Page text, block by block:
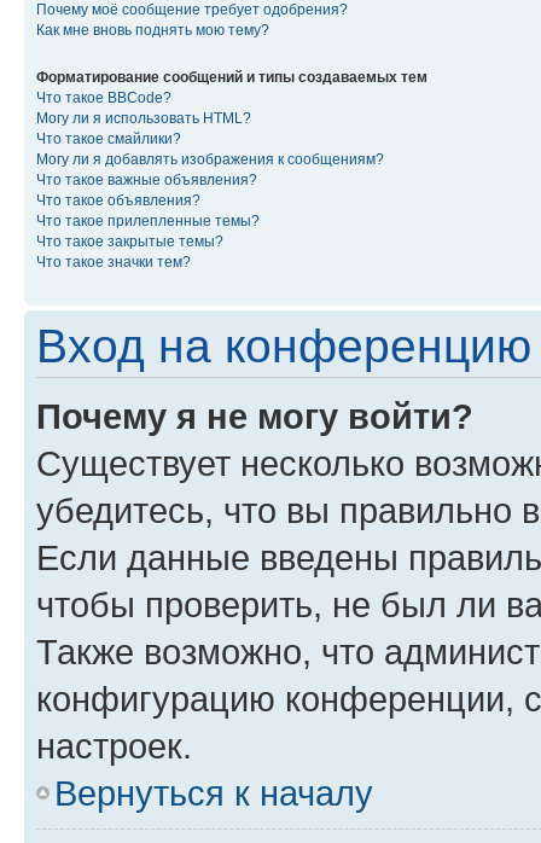
Почему моё сообщение требует одобрения?
Как мне вновь поднять мою тему?
Форматирование сообщений и типы создаваемых тем
Что такое BBCode?
Могу ли я использовать HTML?
Что такое смайлики?
Могу ли я добавлять изображения к сообщениям?
Что такое важные объявления?
Что такое объявления?
Что такое прилепленные темы?
Что такое закрытые темы?
Что такое значки тем?
Вход на конференцию
Почему я не могу войти?
Существует несколько
убедитесь, что вы правильно
Если данные введены
чтобы проверить, не был ли
Также возможно, что
конфигурацию конференции,
настроек.
Вернуться к началу